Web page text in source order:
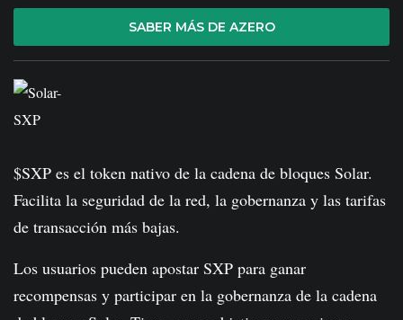
SABER MÁS DE AZERO
$SXP es el token nativo de la cadena de bloques Solar.
Facilita la seguridad de la red, la gobernanza y las tarifas
de transacción más bajas.
Los usuarios pueden apostar SXP para ganar
recompensas y participar en la gobernanza de la cadena